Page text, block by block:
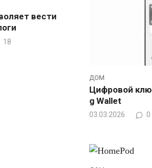
вести
18
ДОМ
Цифровой
g Wallet
03.03.2026 0